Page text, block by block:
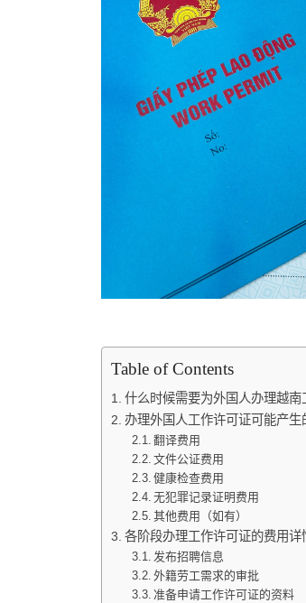
Table of Contents
什么时候需要为外国人办理越南
办理外国人工作许可证可能产生
翻译费用
文件公证费用
健康检查费用
无犯罪记录证明费用
其他费用（如有）
各阶段办理工作许可证的费用详
发布招聘信息
外籍劳工需求的审批
准备申请工作许可证的资料